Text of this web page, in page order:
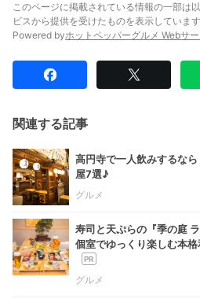
このページに掲載されている情報の一部は
ビスから提供を受けたものを表示しています
Powered byホットペッパーグルメ Webサ
関連する記事
高円寺で一人飲みするな
屋7選♪
グルメ
寿司と天ぷらの『季の庭
個室でゆっくり楽しむ本
グルメ